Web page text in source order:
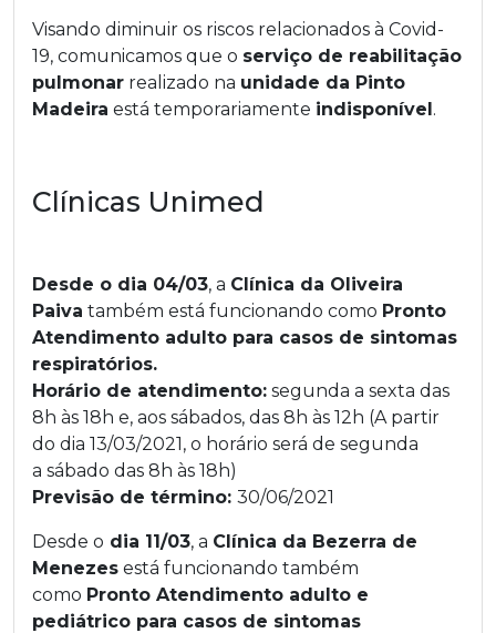
Visando diminuir os riscos relacionados à Covid-
19, comunicamos que o serviço de reabilitação
pulmonar realizado na unidade da Pinto
Madeira está temporariamente indisponível.
Clínicas Unimed
Desde o dia 04/03, a Clínica da Oliveira
Paiva também está funcionando como Pronto
Atendimento adulto para casos de sintomas
respiratórios.
Horário de atendimento: segunda a sexta das
8h às 18h e, aos sábados, das 8h às 12h (A partir
do dia 13/03/2021, o horário será de segunda
a sábado das 8h às 18h)
Previsão de término: 30/06/2021
Desde o dia 11/03, a Clínica da Bezerra de
Menezes está funcionando também
como Pronto Atendimento adulto e
pediátrico para casos de sintomas